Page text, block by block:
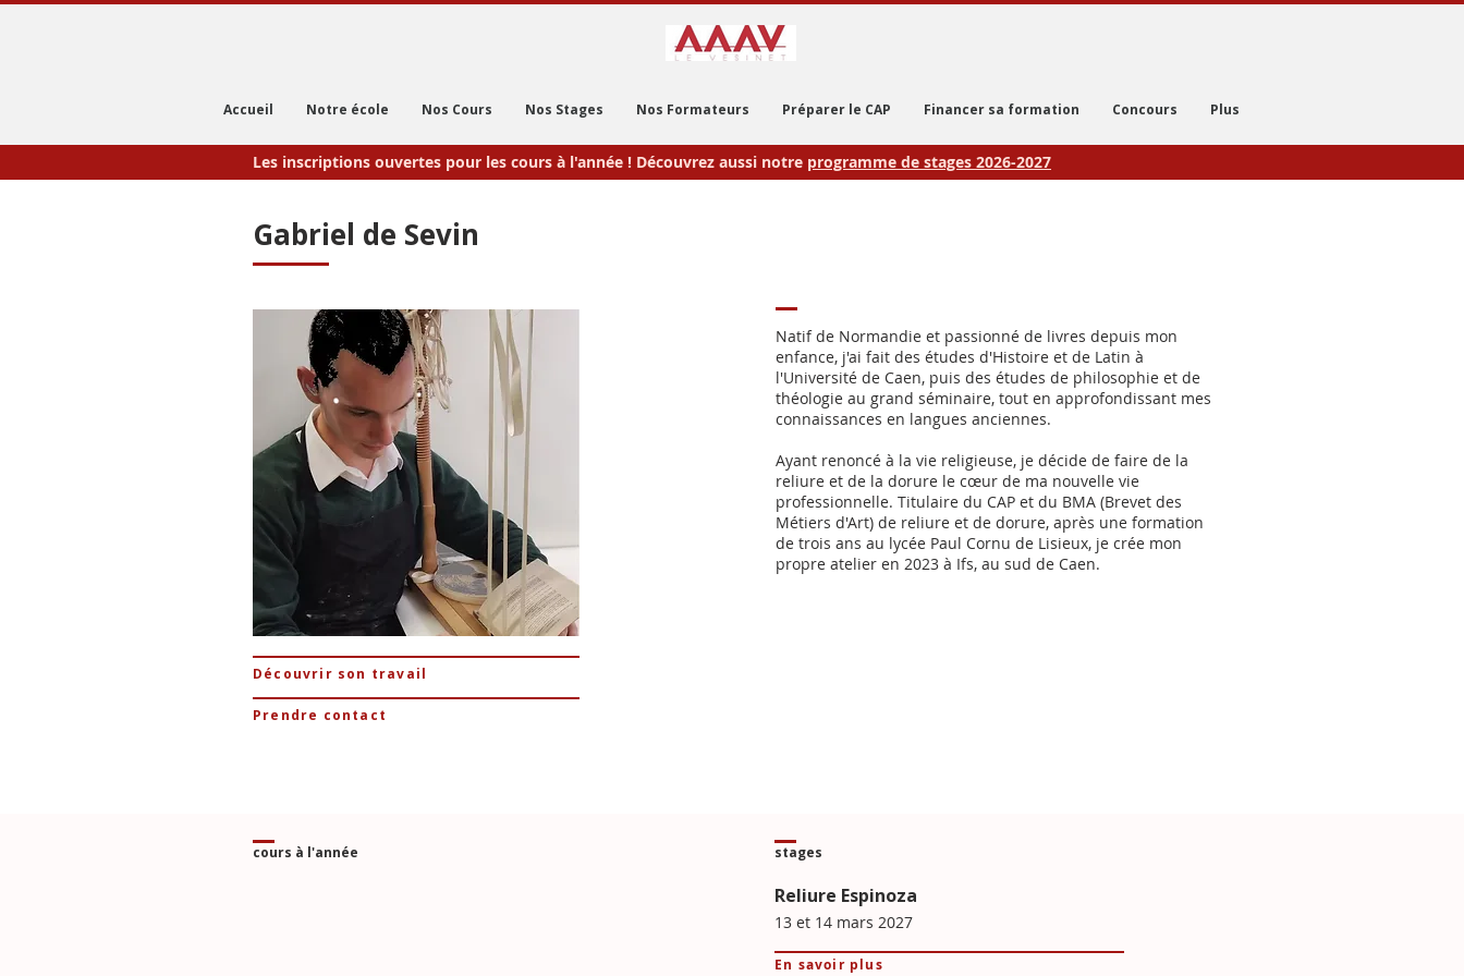
Accueil Notre école Nos Cours Nos Stages Nos Formateurs Préparer le CAP Financer sa formation Concours Plus
Les inscriptions ouvertes pour les cours à l'année ! Découvrez aussi notre programme de stages 2026-2027
Gabriel de Sevin
Découvrir son travail
Prendre contact
Natif de Normandie et passionné de livres depuis mon
enfance, j'ai fait des études d'Histoire et de Latin à
l'Université de Caen, puis des études de philosophie et de
théologie au grand séminaire, tout en approfondissant mes
connaissances en langues anciennes.
Ayant renoncé à la vie religieuse, je décide de faire de la
reliure et de la dorure le cœur de ma nouvelle vie
professionnelle. Titulaire du CAP et du BMA (Brevet des
Métiers d'Art) de reliure et de dorure, après une formation
de trois ans au lycée Paul Cornu de Lisieux, je crée mon
propre atelier en 2023 à Ifs, au sud de Caen.
cours à l'année stages
Reliure Espinoza
13 et 14 mars 2027
En savoir plus